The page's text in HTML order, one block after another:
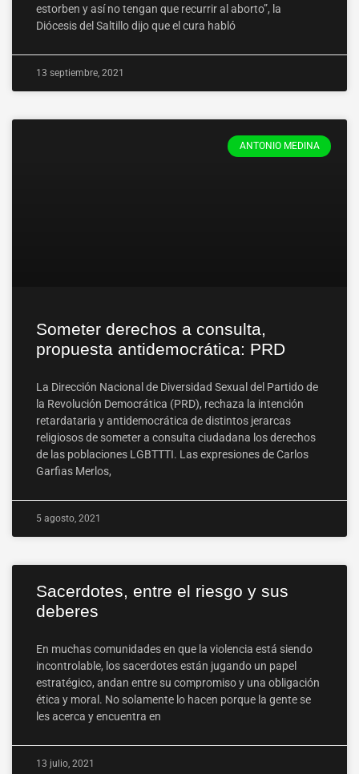
estorben y así no tengan que recurrir al aborto”, la
Diócesis del Saltillo dijo que el cura habló
13 septiembre, 2021
ANTONIO MEDINA
Someter derechos a consulta,
propuesta antidemocrática: PRD
La Dirección Nacional de Diversidad Sexual del Partido de
la Revolución Democrática (PRD), rechaza la intención
retardataria y antidemocrática de distintos jerarcas
religiosos de someter a consulta ciudadana los derechos
de las poblaciones LGBTTTI. Las expresiones de Carlos
Garfias Merlos,
5 agosto, 2021
Sacerdotes, entre el riesgo y sus
deberes
En muchas comunidades en que la violencia está siendo
incontrolable, los sacerdotes están jugando un papel
estratégico, andan entre su compromiso y una obligación
ética y moral. No solamente lo hacen porque la gente se
les acerca y encuentra en
13 julio, 2021